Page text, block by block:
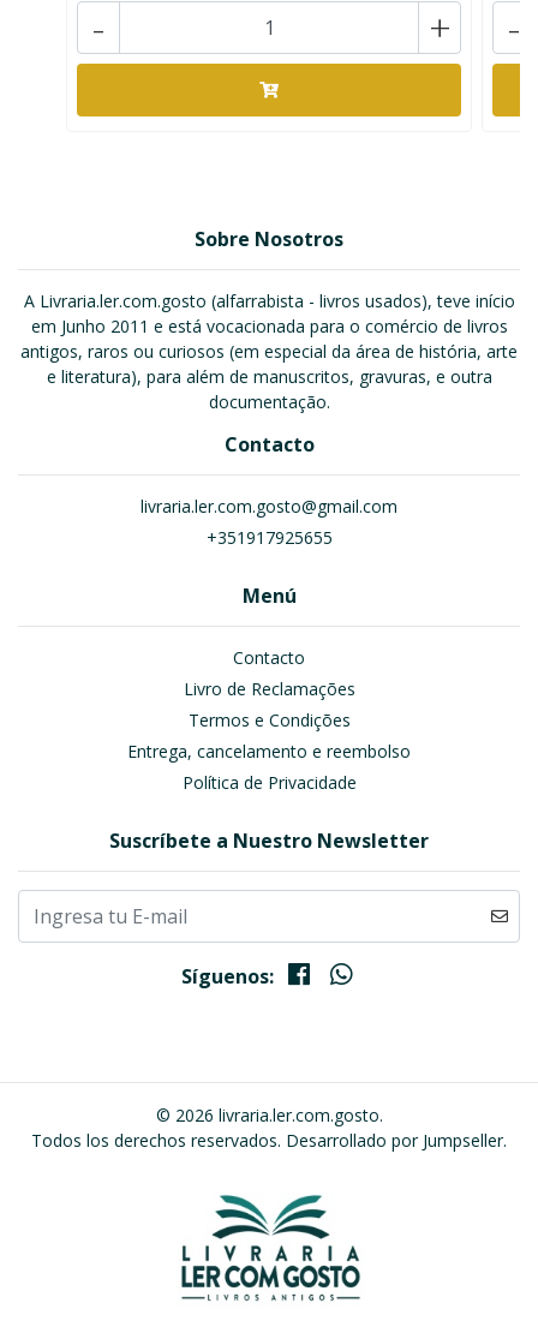
+
- -
Sobre Nosotros
A Livraria.ler.com.gosto (alfarrabista - livros usados), teve início
em Junho 2011 e está vocacionada para o comércio de livros
antigos, raros ou curiosos (em especial da área de história, arte
e literatura), para além de manuscritos, gravuras, e outra
documentação.
Contacto
livraria.ler.com.gosto@gmail.com
+351917925655
Menú
Contacto
Livro de Reclamações
Termos e Condições
Entrega, cancelamento e reembolso
Política de Privacidade
Suscríbete a Nuestro Newsletter
Síguenos:
© 2026 livraria.ler.com.gosto.
Todos los derechos reservados. Desarrollado por Jumpseller.